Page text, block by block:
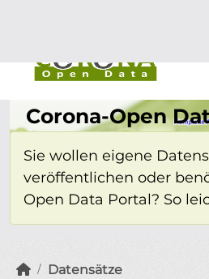
Corona-Open
Sie wollen eigene
veröffentlichen oder
Open Data Portal? So
Datensätze